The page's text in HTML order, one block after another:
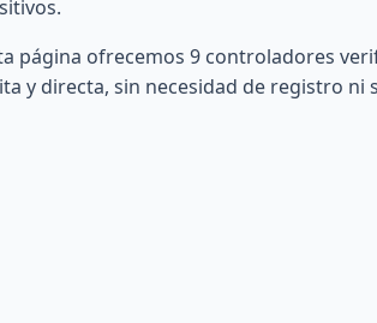
página ofrecemos 9 controladores
y directa, sin necesidad de registro ni